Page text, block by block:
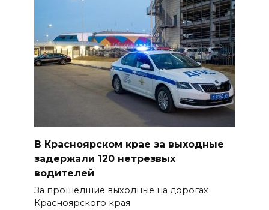
В Красноярском крае за выходные
задержали 120 нетрезвых
водителей
За прошедшие выходные на дорогах
Красноярского края